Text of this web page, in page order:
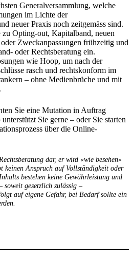
Generalversammlung, welche
im Lichte der
neuer Praxis noch zeitgemäss sind.
zu Opting-out, Kapitalband, neuen
Zweckanpassungen frühzeitig und
oder Rechtsberatung ein.
wie Hoop, um nach der
rasch und rechtskonform im
– ohne Medienbrüche und mit
Sie eine Mutation in Auftrag
Sie gerne – oder Sie starten
über die Online-
dar, er wird «wie besehen»
keinen Anspruch auf Vollständigkeit oder
bestehen keine Gewährleistung und
gesetzlich zulässig –
auf eigene Gefahr, bei Bedarf sollte ein